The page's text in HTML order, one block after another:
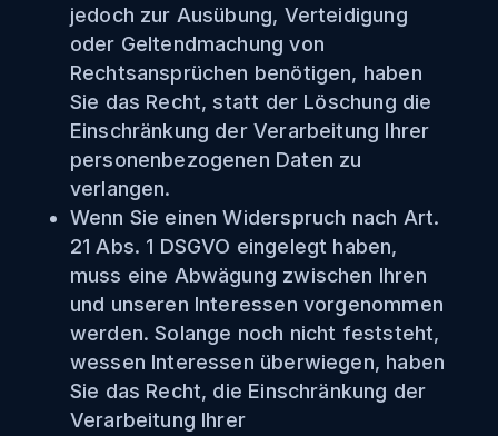
jedoch zur Ausübung, Verteidigung
oder Geltendmachung von
Rechtsansprüchen benötigen, haben
Sie das Recht, statt der Löschung die
Einschränkung der Verarbeitung Ihrer
personenbezogenen Daten zu
verlangen.
Wenn Sie einen Widerspruch nach Art.
21 Abs. 1 DSGVO eingelegt haben,
muss eine Abwägung zwischen Ihren
und unseren Interessen vorgenommen
werden. Solange noch nicht feststeht,
wessen Interessen überwiegen, haben
Sie das Recht, die Einschränkung der
Verarbeitung Ihrer